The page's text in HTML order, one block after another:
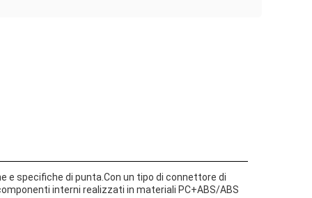
e specifiche di punta.Con un tipo di connettore di
interni realizzati in materiali PC+ABS/ABS